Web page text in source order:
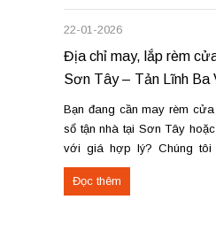
22-01-2026
Địa chỉ may, lắp rèm
Sơn Tây – Tản Lĩnh Ba
Bạn đang cần may rèm
sổ tận nhà tại Sơn Tây
với giá hợp lý? Chúng tôi
theo yêu cầu, thi công
tiến độ. Thực tế, chúng tôi
Đọc thêm